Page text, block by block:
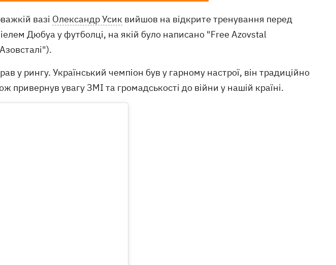
вазі Олександр Усик вийшов на відкрите тренування перед
Дюбуа у футболці, на якій було написано "Free Azovstal
у рингу. Український чемпіон був у гарному настрої, він традиційно
привернув увагу ЗМІ та громадськості до війни у нашій країні.